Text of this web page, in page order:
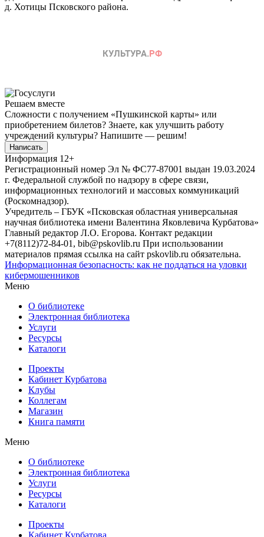
д. Хотицы Псковского района.
Решаем вместе
Сложности с получением «Пушкинской карты» или
приобретением билетов? Знаете, как улучшить работу
учреждений культуры? Напишите — решим!
Написать
Информация 12+
Регистрационный номер Эл № ФС77-87001 выдан 19.03.2024
г. Федеральной службой по надзору в сфере связи,
информационных технологий и массовых коммуникаций
(Роскомнадзор).
Учредитель – ГБУК «Псковская областная универсальная
научная библиотека имени Валентина Яковлевича Курбатова»
Главный редактор Л.О. Егорова. Контакт редакции
+7(8112)72-84-01, bib@pskovlib.ru При использовании
материалов прямая ссылка на сайт pskovlib.ru обязательна.
Информационная безопасность: как не поддаться на уловки
кибермошенников
Меню
О библиотеке
Электронная библиотека
Услуги
Ресурсы
Каталоги
Проекты
Кабинет Курбатова
Клубы
Коллегам
Магазин
Книга памяти
Меню
О библиотеке
Электронная библиотека
Услуги
Ресурсы
Каталоги
Проекты
Кабинет Курбатова